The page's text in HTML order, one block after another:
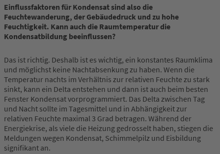
Einflussfaktoren für Kondensat sind also die
Feuchtewanderung, der Gebäudedruck und zu hohe
Feuchtigkeit. Kann auch die Raumtemperatur die
Kondensatbildung beeinflussen?
Das ist richtig. Deshalb ist es wichtig, ein konstantes Raumklima
und möglichst keine Nachtabsenkung zu haben. Wenn die
Temperatur nachts im Verhältnis zur relativen Feuchte zu stark
sinkt, kann ein Delta entstehen und dann ist auch beim besten
Fenster Kondensat vorprogrammiert. Das Delta zwischen Tag
und Nacht sollte im Tagesmittel und in Abhängigkeit zur
relativen Feuchte maximal 3 Grad betragen. Während der
Energiekrise, als viele die Heizung gedrosselt haben, stiegen die
Meldungen wegen Kondensat, Schimmelpilz und Eisbildung
signifikant an.